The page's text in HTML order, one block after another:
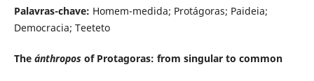
Palavras-chave: Homem-medida; Protágoras; Paideia;
Democracia; Teeteto
The ánthroposof Protagoras: from singular to common